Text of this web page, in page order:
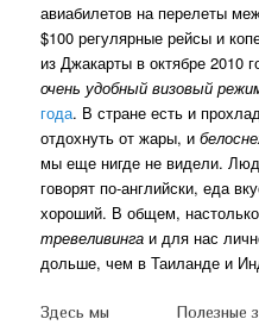
авиабилетов на перелеты
$100 регулярные рейсы и
из Джакарты в октябре 2010
очень удобный визовый
года. В стране есть и
отдохнуть от жары, и
мы еще нигде не видели.
говорят по-английски, еда
хороший. В общем,
тревеливинга и для нас
дольше, чем в Таиланде и
Здесь мы
Полезные